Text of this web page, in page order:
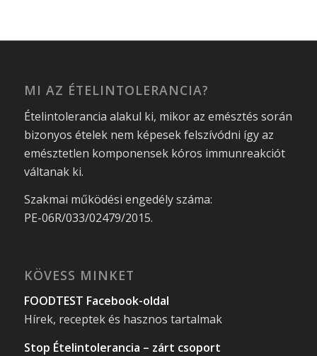
MI AZ ÉTELINTOLERANCIA?
Ételintolerancia alakul ki, mikor az emésztés során
bizonyos ételek nem képesek felszívódni így az
emésztetlen komponensek kóros immunreakciót
váltanak ki.
Szakmai működési engedély száma:
PE-06R/033/02479/2015.
KÖVESS MINKET
FOODTEST Facebook-oldal
Hírek, receptek és hasznos tartalmak
Stop Ételintolerancia – zárt csoport